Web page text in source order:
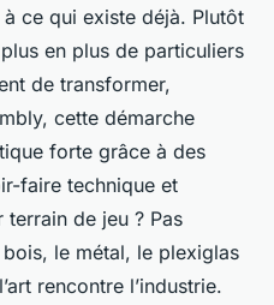
ce qui existe déjà. Plutôt
en plus de particuliers
de transformer,
cette démarche
forte grâce à des
faire technique et
terrain de jeu ? Pas
le métal, le plexiglas
rencontre l’industrie.